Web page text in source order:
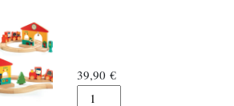
39,90€
Djeco